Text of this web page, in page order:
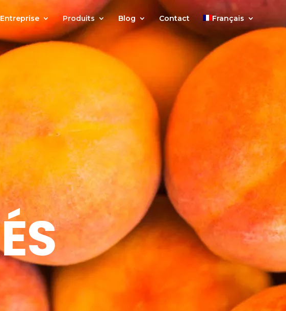
Entreprise Produits Blog Contact Français